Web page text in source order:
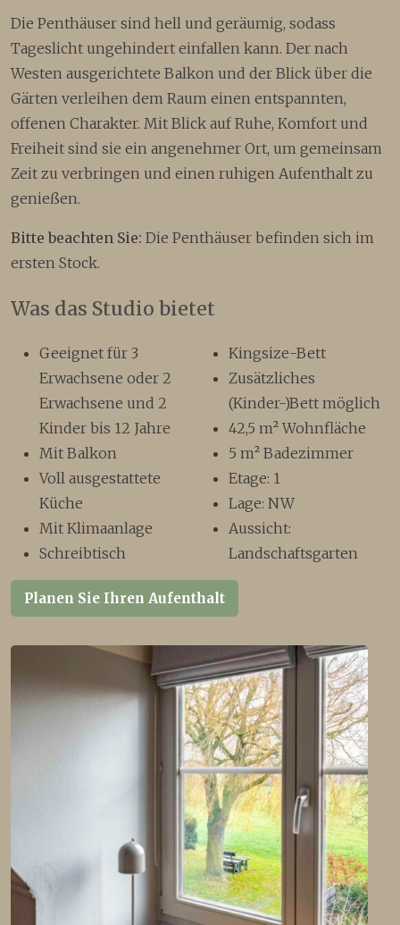
Die Penthäuser sind hell und geräumig, sodass
Tageslicht ungehindert einfallen kann. Der nach
Westen ausgerichtete Balkon und der Blick über die
Gärten verleihen dem Raum einen entspannten,
offenen Charakter. Mit Blick auf Ruhe, Komfort und
Freiheit sind sie ein angenehmer Ort, um gemeinsam
Zeit zu verbringen und einen ruhigen Aufenthalt zu
genießen.
Bitte beachten Sie: Die Penthäuser befinden sich im
ersten Stock.
Was das Studio bietet
Geeignet für 3
Erwachsene oder 2
Erwachsene und 2
Kinder bis 12 Jahre
Mit Balkon
Voll ausgestattete
Küche
Mit Klimaanlage
Schreibtisch
Kingsize-Bett
Zusätzliches
(Kinder-)Bett möglich
42,5 m² Wohnfläche
5 m² Badezimmer
Etage: 1
Lage: NW
Aussicht:
Landschaftsgarten
Planen Sie Ihren Aufenthalt